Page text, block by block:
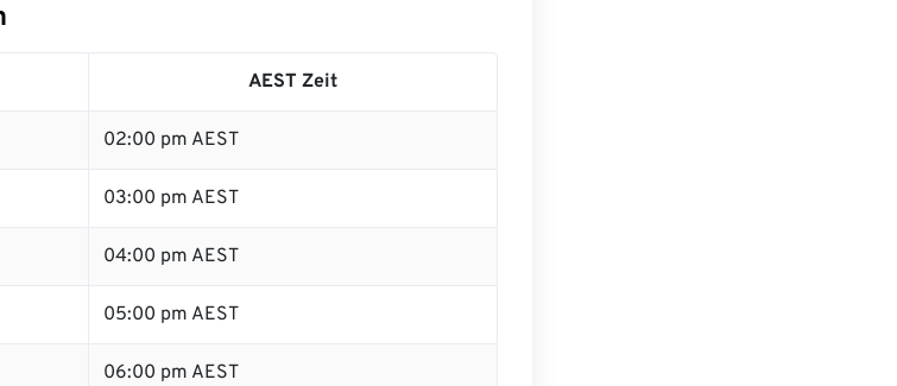
AEST Zeit
02:00 pm AEST
03:00 pm AEST
04:00 pm AEST
05:00 pm AEST
06:00 pm AEST